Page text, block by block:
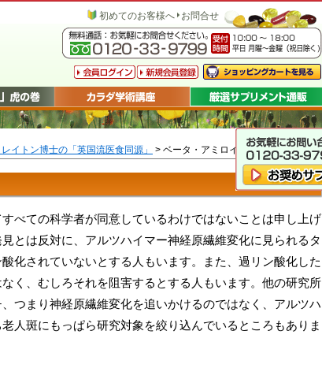
レイトン博士の「英国流医食同源」 > ベータ・アミロイド
べての科学者が同意しているわけではないことは申し上げ
とは反対に、アルツハイマー神経原繊維変化に見られるタ
化されていないとする人もいます。また、過リン酸化した
く、むしろそれを阻害するとする人もいます。他の研究所
つまり神経原繊維変化を追いかけるのではなく、アルツハ
人斑にもっぱら研究対象を絞り込んでいるところもありま
初めてのお客様へ お問合せ